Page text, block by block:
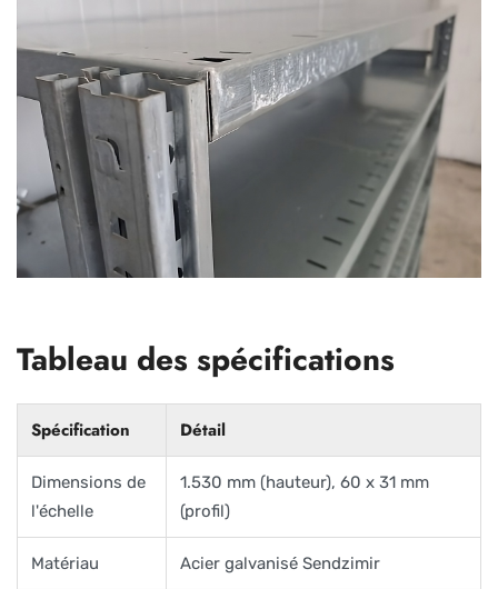
Tableau des spécifications
Spécification Détail
Dimensions de
l'échelle
1.530 mm (hauteur), 60 x 31 mm
(profil)
Matériau Acier galvanisé Sendzimir